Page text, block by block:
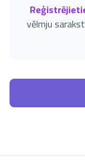
vēlmju